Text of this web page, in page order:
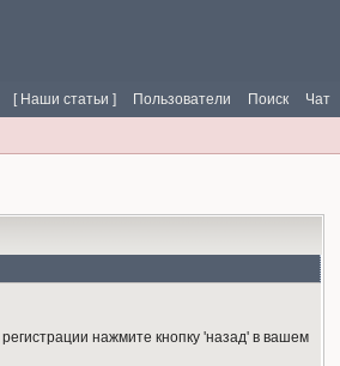
Чат
Поиск
Пользователи
[ Наши статьи ]
нажмите кнопку 'назад' в вашем